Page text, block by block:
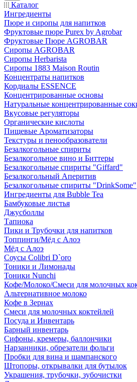
Каталог
Ингредиенты
Пюре и сиропы для напитков
Фруктовые пюре Purex by Agrobar
Фруктовые Пюре AGROBAR
Сиропы AGROBAR
Сиропы Herbarista
Сиропы 1883 Maison Routin
Концентраты напитков
Кордиалы ESSENCE
Концентрированные основы
Натуральные концентрированные
Вкусовые регуляторы
Органические кислоты
Пищевые Ароматизаторы
Текстуры и пенообразователи
Безалкогольные спириты
Безалкогольное вино и Биттеры
Безалкогольные спириты "Giffard"
Безалкогольный Аперитив
Безалкогольные спириты "DrinkSome"
Ингредиенты для Bubble Tea
Бамбуковые листья
Джусболлы
Тапиока
Пики и Трубочки для напитков
Топпинги/Мёд с Алоэ
Мёд с Алоэ
Соусы Colibri D`oro
Тоники и Лимонады
Тоники Nunchi
Кофе/Молоко/Смеси для молочных
Альтернативное молоко
Кофе в Зернах
Смеси для молочных коктейлей
Посуда и Инвентарь
Барный инвентарь
Сифоны, кремеры, баллончики
Нарзанники, обрезатели фольги
Пробки для вина и шампанского
Штопоры, открывалки для бутылок
Украшения, трубочки, зубочистки